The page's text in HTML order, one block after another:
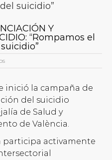
suicidio”
Y
“Rompamos el
inició la campaña de
del suicidio
de Salud y
de València.
participa activamente